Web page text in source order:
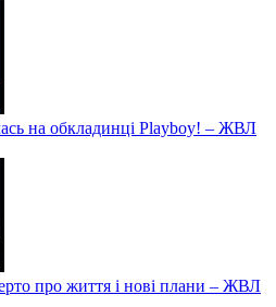
на обкладинці Playboy! – ЖВЛ
про життя і нові плани – ЖВЛ